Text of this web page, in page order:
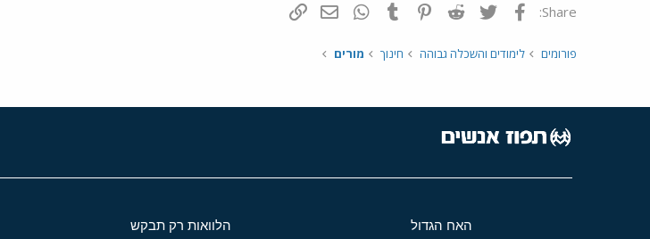
Share: פייסבוק Twitter
Reddit
Pinterest
Tumblr
WhatsAppדואר אלקטרוני
פורומים לימודים והשכלה גבוהה חינוך מורים
האח הגדול הלוואות רק תבקש